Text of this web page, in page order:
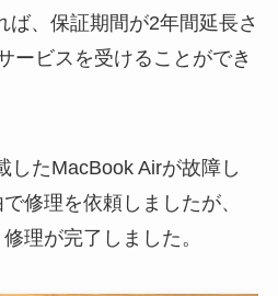
ば、保証期間が2年間延長さ
ービスを受けることができ
したMacBook Airが故障し
修理を依頼しましたが、
理が完了しました。